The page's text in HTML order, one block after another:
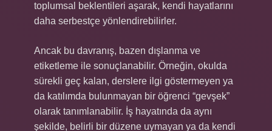
toplumsal beklentileri aşarak, kendi hayatlarını
daha serbestçe yönlendirebilirler.
Ancak bu davranış, bazen dışlanma ve
etiketleme ile sonuçlanabilir. Örneğin, okulda
sürekli geç kalan, derslere ilgi göstermeyen ya
da katılımda bulunmayan bir öğrenci “gevşek”
olarak tanımlanabilir. İş hayatında da aynı
şekilde, belirli bir düzene uymayan ya da kendi